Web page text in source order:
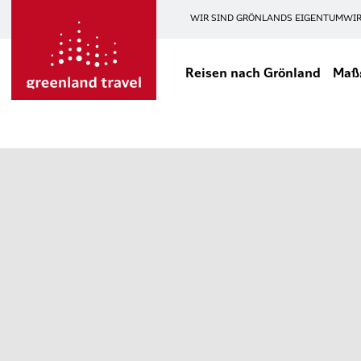
WIR SIND GRÖNLANDS EIGENTUM
Reisen nach Grönland